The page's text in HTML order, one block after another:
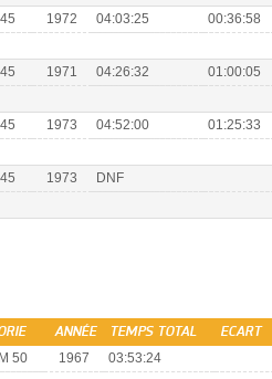
1972 04:03:25 00:36:58
1971 04:26:32 01:00:05
1973 04:52:00 01:25:33
1973 DNF
ANNÉE TEMPS TOTAL ECART
50 1967 03:53:24